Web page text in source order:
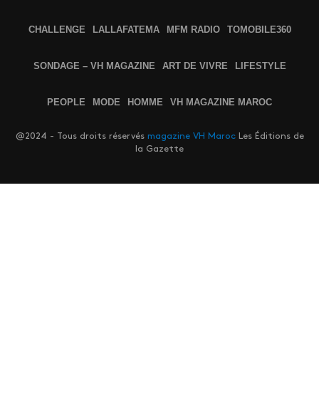
CHALLENGE LALLAFATEMA MFM RADIO TOMOBILE360
SONDAGE – VH MAGAZINE ART DE VIVRE LIFESTYLE
PEOPLE MODE HOMME VH MAGAZINE MAROC
@2024 - Tous droits réservés magazine VH MarocLes Éditions de
la Gazette